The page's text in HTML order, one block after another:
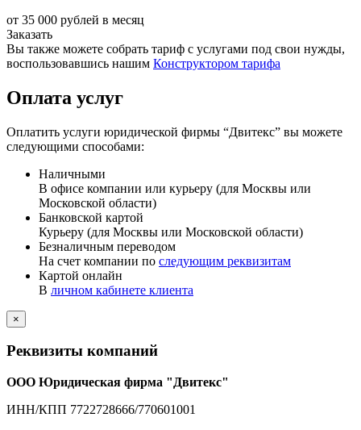
от 35 000 рублей в месяц
Заказать
Вы также можете собрать тариф с услугами под свои нужды,
воспользовавшись нашим Конструктором тарифа
Оплата услуг
Оплатить услуги юридической фирмы “Двитекс” вы можете
следующими способами:
Наличными
В офисе компании или курьеру (для Москвы или
Московской области)
Банковской картой
Курьеру (для Москвы или Московской области)
Безналичным переводом
На счет компании по следующим реквизитам
Картой онлайн
В личном кабинете клиента
×
Реквизиты компаний
ООО Юридическая фирма "Двитекс"
ИНН/КПП 7722728666/770601001